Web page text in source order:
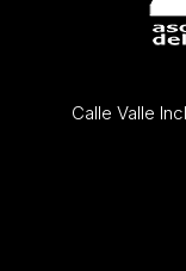
Calle Valle